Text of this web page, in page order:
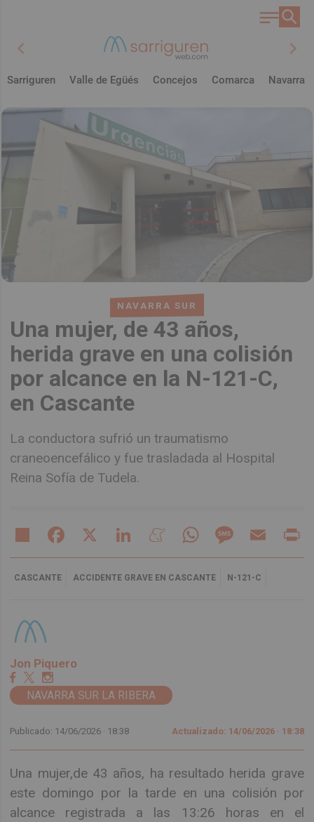
chevron_left chevron_right
Sarriguren Valle de Egüés Concejos Comarca Navarra
NAVARRA SUR
Una mujer, de 43 años,
herida grave en una colisión
por alcance en la N-121-C,
en Cascante
La conductora sufrió un traumatismo
craneoencefálico y fue trasladada al Hospital
Reina Sofía de Tudela.
Share Facebook LinkedIn MeneameWhatsAppMessageEmail
CASCANTE ACCIDENTE GRAVE EN CASCANTE N-121-C
Jon Piquero
NAVARRA SUR LA RIBERA
Publicado: 14/06/2026 · 18:38 Actualizado: 14/06/2026 · 18:38
Una mujer,de 43 años, ha resultado herida grave
este domingo por la tarde en una colisión por
alcance registrada a las 13:26 horas en el